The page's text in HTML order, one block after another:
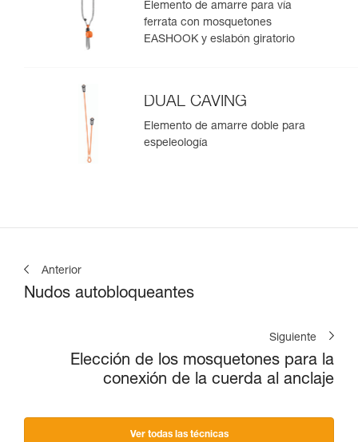
Elemento de amarre para vía
ferrata con mosquetones
EASHOOK y eslabón giratorio
DUAL CAVING
Elemento de amarre doble para
espeleología
Anterior
Nudos autobloqueantes
Siguiente
Elección de los mosquetones para la
conexión de la cuerda al anclaje
Ver todas las técnicas